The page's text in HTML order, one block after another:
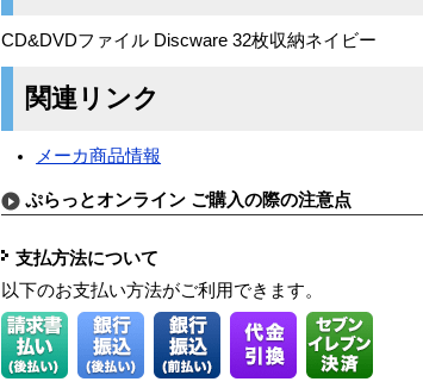
CD&DVDファイル Discware 32枚収納ネイビー
関連リンク
メーカ商品情報
ぷらっとオンライン ご購入の際の注意点
支払方法について
以下のお支払い方法がご利用できます。